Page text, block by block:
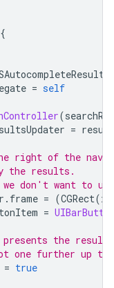
{
= self
(
=
right of the nav
the results.
don't want to
. frame = (CGRect(x
=
presents the
one further up
= true